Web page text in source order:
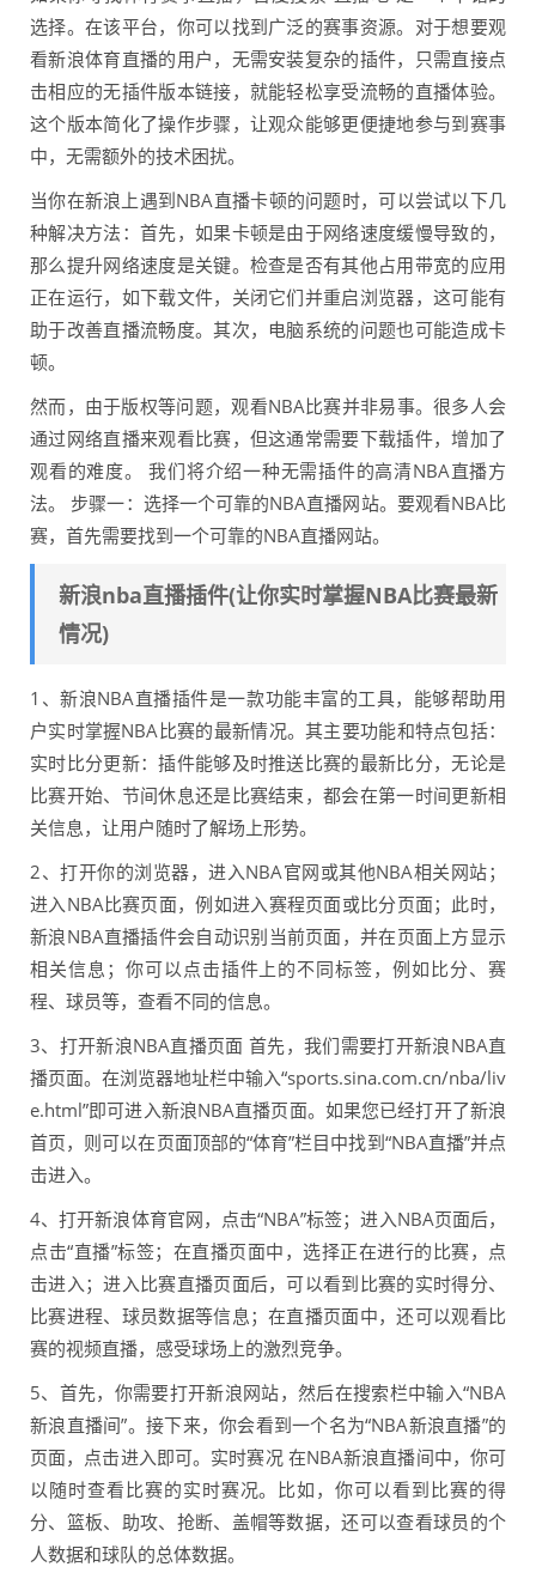
选择。在该平台，你可以找到广泛的赛事资源。对于想要观
看新浪体育直播的用户，无需安装复杂的插件，只需直接点
击相应的无插件版本链接，就能轻松享受流畅的直播体验。
这个版本简化了操作步骤，让观众能够更便捷地参与到赛事
中，无需额外的技术困扰。
当你在新浪上遇到NBA直播卡顿的问题时，可以尝试以下几
种解决方法：首先，如果卡顿是由于网络速度缓慢导致的，
那么提升网络速度是关键。检查是否有其他占用带宽的应用
正在运行，如下载文件，关闭它们并重启浏览器，这可能有
助于改善直播流畅度。其次，电脑系统的问题也可能造成卡
顿。
然而，由于版权等问题，观看NBA比赛并非易事。很多人会
通过网络直播来观看比赛，但这通常需要下载插件，增加了
观看的难度。 我们将介绍一种无需插件的高清NBA直播方
法。 步骤一：选择一个可靠的NBA直播网站。要观看NBA比
赛，首先需要找到一个可靠的NBA直播网站。
新浪nba直播插件(让你实时掌握NBA比赛最新
情况)
1、新浪NBA直播插件是一款功能丰富的工具，能够帮助用
户实时掌握NBA比赛的最新情况。其主要功能和特点包括：
实时比分更新：插件能够及时推送比赛的最新比分，无论是
比赛开始、节间休息还是比赛结束，都会在第一时间更新相
关信息，让用户随时了解场上形势。
2、打开你的浏览器，进入NBA官网或其他NBA相关网站；
进入NBA比赛页面，例如进入赛程页面或比分页面；此时，
新浪NBA直播插件会自动识别当前页面，并在页面上方显示
相关信息；你可以点击插件上的不同标签，例如比分、赛
程、球员等，查看不同的信息。
3、打开新浪NBA直播页面 首先，我们需要打开新浪NBA直
播页面。在浏览器地址栏中输入“sports.sina.com.cn/nba/liv
e.html”即可进入新浪NBA直播页面。如果您已经打开了新浪
首页，则可以在页面顶部的“体育”栏目中找到“NBA直播”并点
击进入。
4、打开新浪体育官网，点击“NBA”标签；进入NBA页面后，
点击“直播”标签；在直播页面中，选择正在进行的比赛，点
击进入；进入比赛直播页面后，可以看到比赛的实时得分、
比赛进程、球员数据等信息；在直播页面中，还可以观看比
赛的视频直播，感受球场上的激烈竞争。
5、首先，你需要打开新浪网站，然后在搜索栏中输入“NBA
新浪直播间”。接下来，你会看到一个名为“NBA新浪直播”的
页面，点击进入即可。实时赛况 在NBA新浪直播间中，你可
以随时查看比赛的实时赛况。比如，你可以看到比赛的得
分、篮板、助攻、抢断、盖帽等数据，还可以查看球员的个
人数据和球队的总体数据。